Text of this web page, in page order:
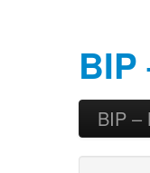
Przeskocz
Przeskocz
BIP –